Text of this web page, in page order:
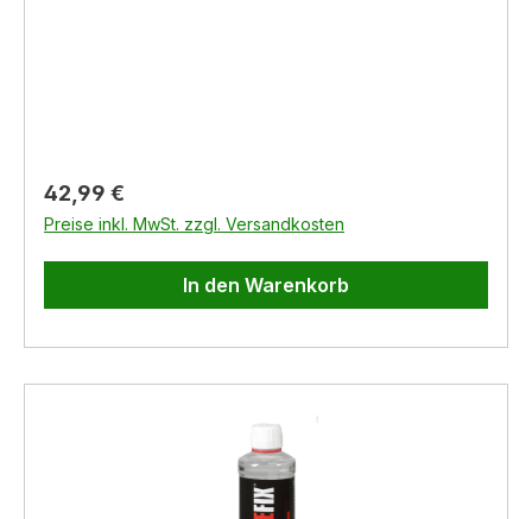
Regulärer Preis:
42,99 €
Preise inkl. MwSt. zzgl. Versandkosten
In den Warenkorb